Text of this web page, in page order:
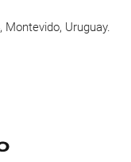
Uruguay.